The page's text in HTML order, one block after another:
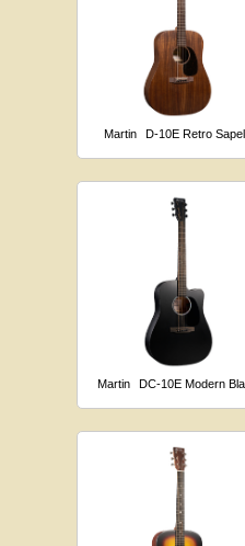
Martin D-10E Retro
Martin DC-10E Modern